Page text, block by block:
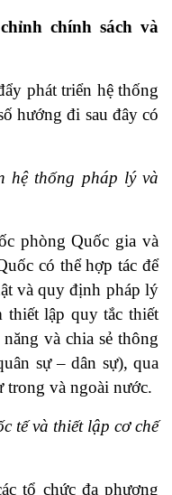
chính sách và
phát triển hệ thống
hướng đi sau đây có
hệ thống pháp lý và
phòng Quốc gia và
có thể hợp tác để
và quy định pháp lý
thiết lập quy tắc thiết
và chia sẻ thông
sự – dân sự), qua
và ngoài nước.
tế và thiết lập cơ chế
tổ chức đa phương